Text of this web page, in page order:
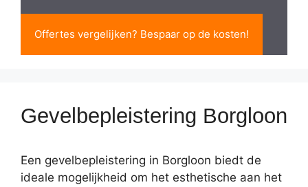
Offertes vergelijken? Bespaar op de kosten!
Gevelbepleistering Borgloon
Een gevelbepleistering in Borgloon biedt de
ideale mogelijkheid om het esthetische aan het